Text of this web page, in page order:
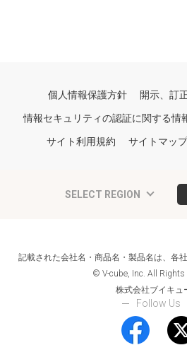
個人情報保護方針 開示、訂
情報セキュリティの認証に関する情
サイト利用規約 サイトマップ
SELECT REGION
記載された会社名・商品名・製品名は、各
© V-cube, Inc. All Rights
株式会社ブイキュ
Follow Us